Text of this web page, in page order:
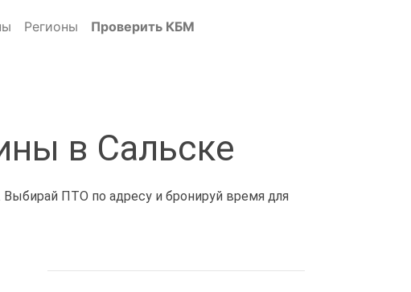
Регионы Проверить КБМ
в Сальске
ПТО по адресу и бронируй время для